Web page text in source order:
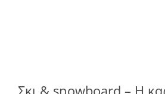
Σκι & snowboard – Η